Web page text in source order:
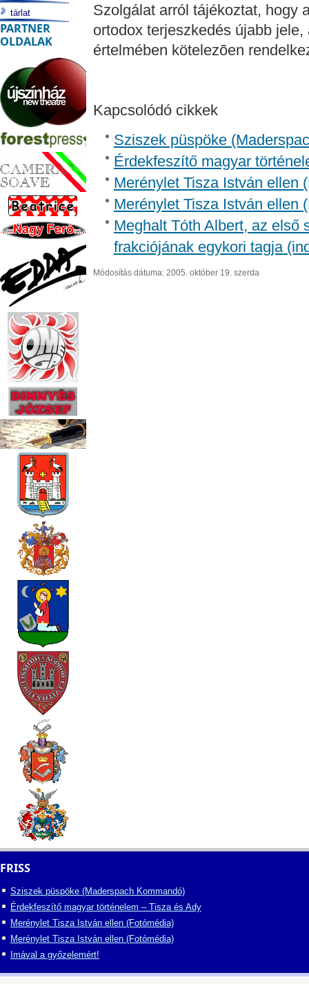
Szolgálat arról tájékoztat, hogy
ortodox terjeszkedés újabb
értelmében kötelezõen
Kapcsolódó cikkek
Sziszek püspöke
Érdekfeszítő magyar
Merénylet Tisza István ellen
Merénylet Tisza István ellen
Meghalt Tóth Albert, az első
frakciójának egykori tagja
Módosítás dátuma: 2005. október 19. szerda
tárlat
PARTNER
OLDALAK
FRISS
Sziszek püspöke (Maderspach Kommandó)
Érdekfeszítő magyar történelem – Tisza és Ady
Merénylet Tisza István ellen (Fotómédia)
Merénylet Tisza István ellen (Fotómédia)
Imával a győzelemért!